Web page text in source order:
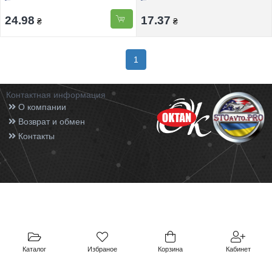
Каталог Избраное Корзина Кабинет
24.98 ₴ 17.37 ₴
1
Контактная информация
О компании
Возврат и обмен
Контакты